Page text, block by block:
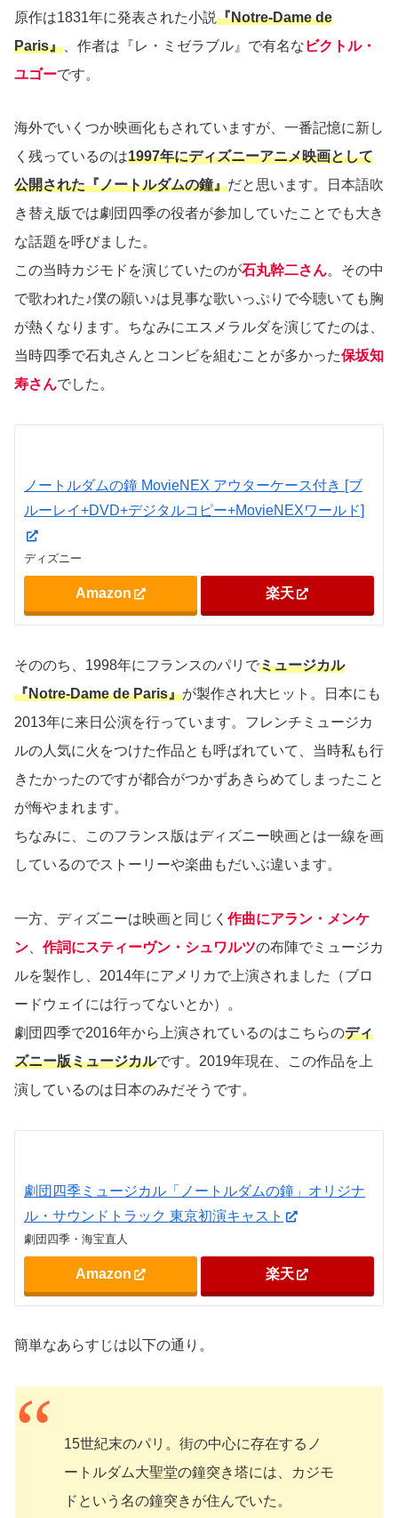
原作は1831年に発表された小説『Notre-Dame de
Paris』 、作者は『レ・ミゼラブル』で有名な ビクトル・
ユゴーです。
海外でいくつか映画化もされていますが、一番記憶に新し
く残っているのは1997年にディズニーアニメ映画として
公開された『ノートルダムの鐘』だと思います。日本語吹
き替え版では劇団四季の役者が参加していたことでも大き
な話題を呼びました。
この当時カジモドを演じていたのが石丸幹二さん。その中
で歌われた♪僕の願い♪は見事な歌いっぷりで今聴いても胸
が熱くなります。ちなみにエスメラルダを演じてたのは、
当時四季で石丸さんとコンビを組むことが多かった保坂知
寿さんでした。
ノートルダムの鐘 MovieNEX アウターケース付き [ブ
ルーレイ+DVD+デジタルコピー+MovieNEXワールド]
ディズニー
Amazon 楽天
そののち、1998年にフランスのパリでミュージカル
『Notre-Dame de Paris』が製作され大ヒット。日本にも
2013年に来日公演を行っています。フレンチミュージカ
ルの人気に火をつけた作品とも呼ばれていて、当時私も行
きたかったのですが都合がつかずあきらめてしまったこと
が悔やまれます。
ちなみに、このフランス版はディズニー映画とは一線を画
しているのでストーリーや楽曲もだいぶ違います。
一方、ディズニーは映画と同じく 作曲にアラン・メンケ
ン
作詞にスティーヴン・シュワルツの布陣でミュージカ
ルを製作し、2014年にアメリカで上演されました（ブロ
ードウェイには行ってないとか）。
劇団四季で2016年から上演されているのはこちらのディ
ズニー版ミュージカルです。2019年現在、この作品を上
演しているのは日本のみだそうです。
劇団四季ミュージカル「ノートルダムの鐘」オリジナ
ル・サウンドトラック 東京初演キャスト
劇団四季・海宝直人
Amazon 楽天
簡単なあらすじは以下の通り。
15世紀末のパリ。街の中心に存在するノ
ートルダム大聖堂の鐘突き塔には、カジモ
ドという名の鐘突きが住んでいた。